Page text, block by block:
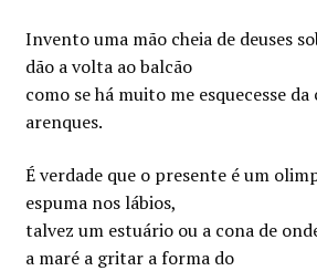
Invento uma mão cheia de deuses
dão a volta ao balcão
como se há muito me esquecesse
arenques.
É verdade que o presente é um
espuma nos lábios,
talvez um estuário ou a cona de
a maré a gritar a forma do